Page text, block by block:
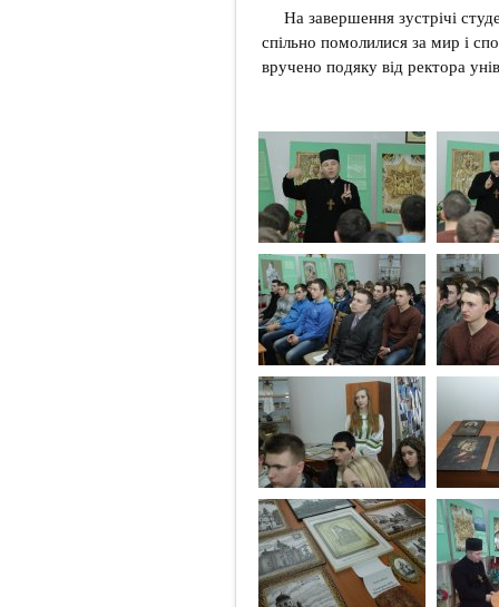
На завершення зустрічі
спільно помолилися за мир і
вручено подяку від ректора